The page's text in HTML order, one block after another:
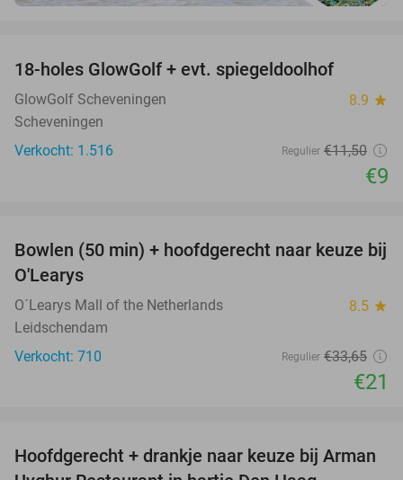
18-holes GlowGolf + evt. spiegeldoolhof
GlowGolf Scheveningen 8.9 star
Scheveningen
Verkocht: 1.516
Regulier €11,50
€9
38%
Bowlen (50 min) + hoofdgerecht naar keuze bij
O'Learys
O´Learys Mall of the Netherlands 8.5 star
Leidschendam
Verkocht: 710
Regulier €33,65
€21
30%
Hoofdgerecht + drankje naar keuze bij Arman